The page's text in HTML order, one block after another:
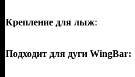
Крепление для лыж:
Подходит для дуги WingBar: